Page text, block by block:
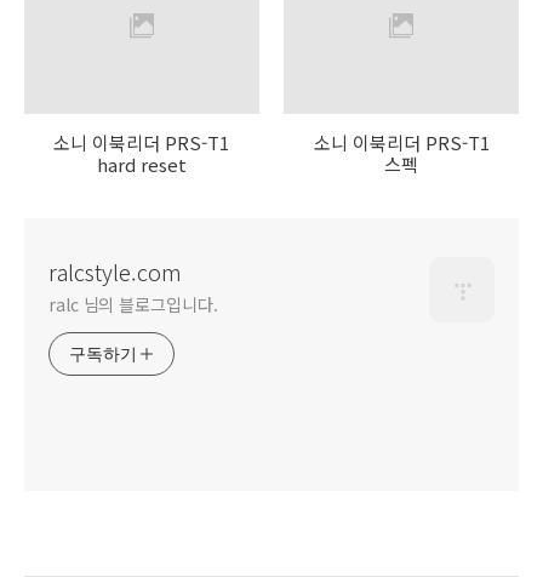
소니 이북리더 PRS-T1
hard reset
소니 이북리더 PRS-T1
스펙
ralcstyle.com
ralc 님의 블로그입니다.
구독하기